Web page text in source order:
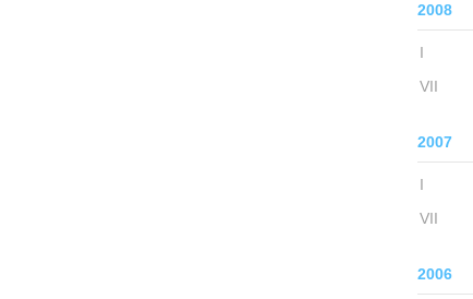
2008
I
VII
2007
I
VII
2006